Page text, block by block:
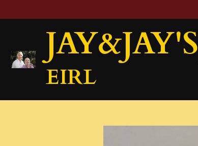
au
JAY&JAY'S
EIRL